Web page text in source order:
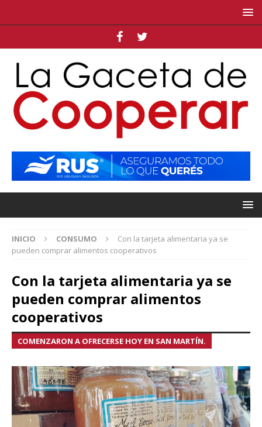
INICIO CONSUMO
Con la tarjeta alimentaria ya se
pueden comprar alimentos cooperativos
Con la tarjeta alimentaria ya se
pueden comprar alimentos
cooperativos
COMENZARON A OFRECERSE HOY EN SAN MARTÍN.